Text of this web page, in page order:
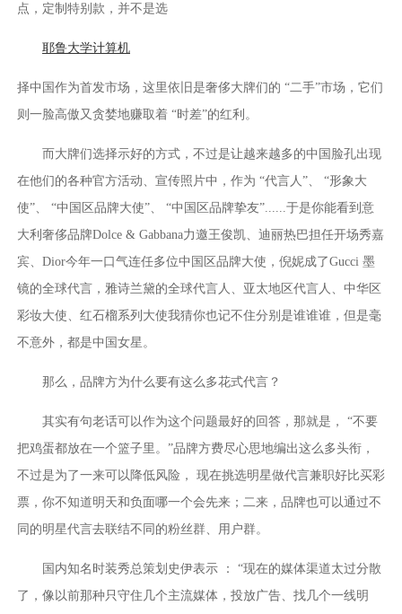
点，定制特别款，并不是选
耶鲁大学计算机
择中国作为首发市场，这里依旧是奢侈大牌们的 “二手”市场，它们
则一脸高傲又贪婪地赚取着 “时差”的红利。
而大牌们选择示好的方式，不过是让越来越多的中国脸孔出现
在他们的各种官方活动、宣传照片中，作为 “代言人”、 “形象大
使”、 “中国区品牌大使”、 “中国区品牌挚友”......于是你能看到意
大利奢侈品牌Dolce & Gabbana力邀王俊凯、迪丽热巴担任开场秀嘉
宾、Dior今年一口气连任多位中国区品牌大使，倪妮成了Gucci 墨
镜的全球代言，雅诗兰黛的全球代言人、亚太地区代言人、中华区
彩妆大使、红石榴系列大使我猜你也记不住分别是谁谁谁，但是毫
不意外，都是中国女星。
那么，品牌方为什么要有这么多花式代言？
其实有句老话可以作为这个问题最好的回答，那就是， “不要
把鸡蛋都放在一个篮子里。”品牌方费尽心思地编出这么多头衔，
不过是为了一来可以降低风险， 现在挑选明星做代言兼职好比买彩
票，你不知道明天和负面哪一个会先来；二来，品牌也可以通过不
同的明星代言去联结不同的粉丝群、用户群。
国内知名时装秀总策划史伊表示 ： “现在的媒体渠道太过分散
了，像以前那种只守住几个主流媒体，投放广告、找几个一线明